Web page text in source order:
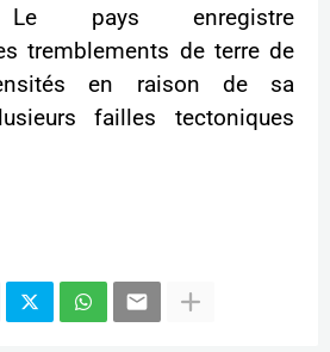
Le pays enregistre
tremblements de terre de
en raison de sa
failles tectoniques